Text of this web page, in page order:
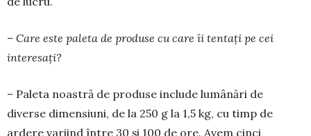
– Care este paleta de produse cu care îi tentați pe cei
interesați?
– Paleta noastră de produse include lumânări de
diverse dimensiuni, de la 250 g la 1,5 kg, cu timp de
ardere variind între 30 și 100 de ore. Avem cinci